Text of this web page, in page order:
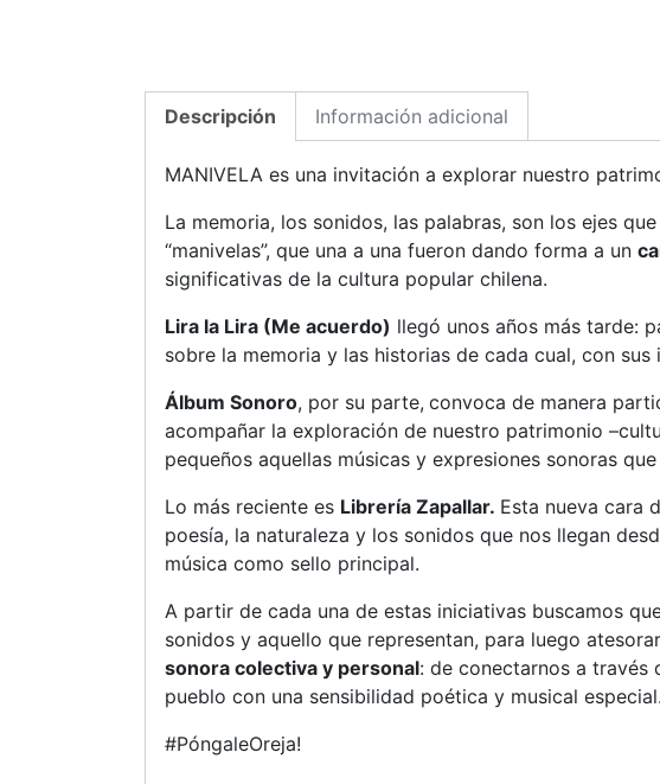
Descripción Información adicional
MANIVELA es una invitación a explorar nuestro
La memoria, los sonidos, las palabras, son los ejes
“manivelas”, que una a una fueron dando forma a un
significativas de la cultura popular chilena.
Lira la Lira (Me acuerdo) llegó unos años más tarde:
sobre la memoria y las historias de cada cual, con
Álbum Sonoro, por su parte, convoca de manera
acompañar la exploración de nuestro patrimonio
pequeños aquellas músicas y expresiones sonoras
Lo más reciente es Librería Zapallar. Esta nueva cara
poesía, la naturaleza y los sonidos que nos llegan
música como sello principal.
A partir de cada una de estas iniciativas buscamos
sonidos y aquello que representan, para luego
sonora colectiva y personal: de conectarnos a través
pueblo con una sensibilidad poética y musical especial.
#PóngaleOreja!